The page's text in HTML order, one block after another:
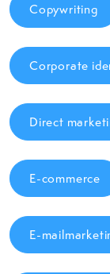
Copywriting
Corporate
Direct
E-commerce
E-